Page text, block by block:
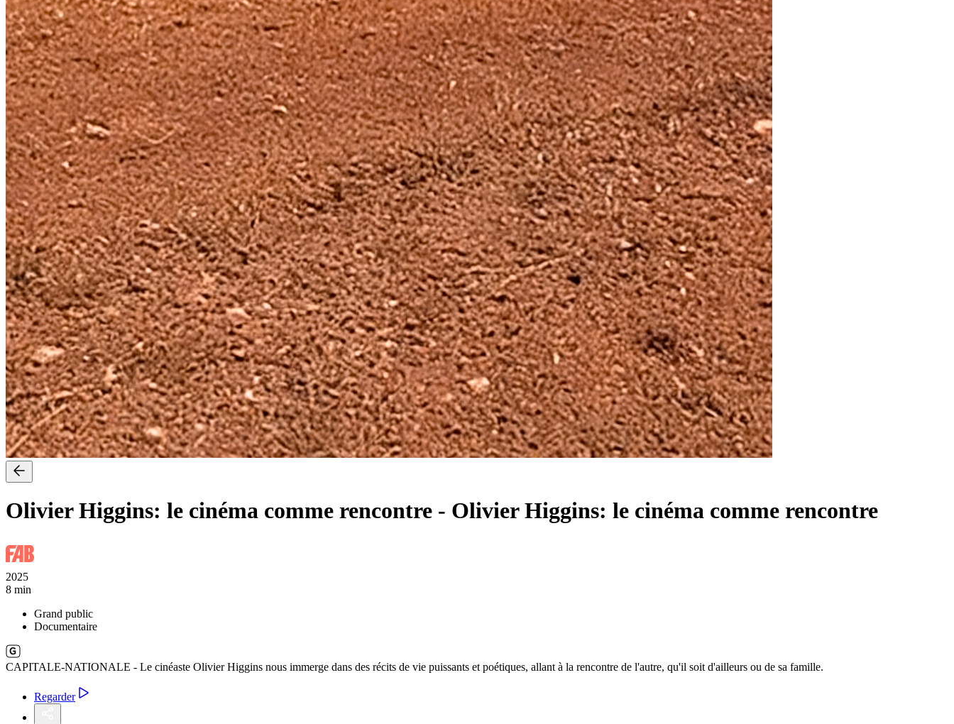
Olivier Higgins: le cinéma comme rencontre - Olivier Higgins: le cinéma comme rencontre
2025
8 min
Grand public
Documentaire
CAPITALE-NATIONALE - Le cinéaste Olivier Higgins nous immerge dans des récits de vie puissants et poétiques, allant à la rencontre de l'autre, qu'il soit d'ailleurs ou de sa famille.
Regarder